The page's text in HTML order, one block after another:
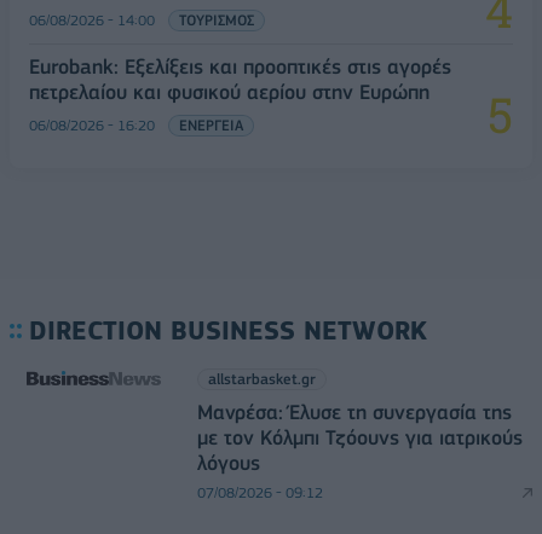
06/08/2026 - 14:00 ΤΟΥΡΙΣΜΟΣ
Eurobank: Εξελίξεις και προοπτικές στις αγορές
πετρελαίου και φυσικού αερίου στην Ευρώπη
06/08/2026 - 16:20 ΕΝΕΡΓΕΙΑ
DIRECTION BUSINESS NETWORK
allstarbasket.gr
Μανρέσα: Έλυσε τη συνεργασία της
με τον Κόλμπι Τζόουνς για ιατρικούς
λόγους
07/08/2026 - 09:12